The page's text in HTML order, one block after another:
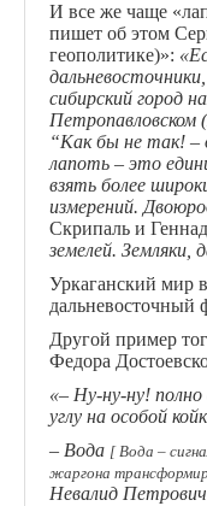
И все же чаще
пишет об этом
геополитике)»: «
сибирский город
Петропавловском
“Как бы не так!
лапоть – это
взять более
измерений.
Скрипаль и
земелей. Земляки ,
Уркаганский мир
дальневосточный
Другой пример
Федора
«– Ну-ну-ну!
углу на особой
– Вода [ Вода –
жаргона
Невалид